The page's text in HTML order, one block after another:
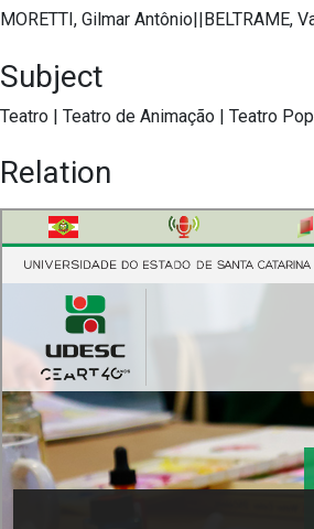
MORETTI, Gilmar Antônio||BELTRAME,
Subject
Teatro | Teatro de Animação | Teatro
Relation